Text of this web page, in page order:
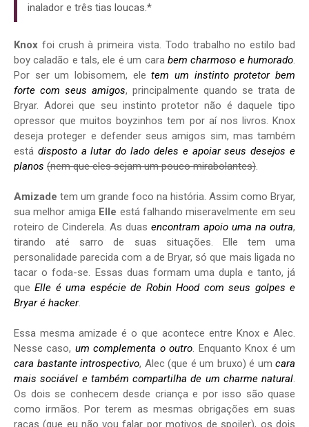
inalador e três tias loucas.*
Knox foi crush à primeira vista. Todo trabalho no estilo bad
boy caladão e tals, ele é um carabem charmoso e humorado.
Por ser um lobisomem, eletem um instinto protetor bem
forte com seus amigos, principalmente quando se trata de
Bryar. Adorei que seu instinto protetor não é daquele tipo
opressor que muitos boyzinhos tem por aí nos livros. Knox
deseja proteger e defender seus amigos sim, mas também
está disposto a lutar do lado deles e apoiar seus desejos e
planos (nem que eles sejam um pouco mirabolantes).
Amizade tem um grande foco na história. Assim como Bryar,
sua melhor amiga Elle está falhando miseravelmente em seu
roteiro de Cinderela. As duas encontram apoio uma na outra,
tirando até sarro de suas situações. Elle tem uma
personalidade parecida com a de Bryar, só que mais ligada no
tacar o foda-se. Essas duas formam uma dupla e tanto, já
que Elle é uma espécie de Robin Hood com seus golpes e
Bryar é hacker.
Essa mesma amizade é o que acontece entre Knox e Alec.
Nesse caso, um complementa o outro. Enquanto Knox é um
cara bastante introspectivo, Alec (que é um bruxo) é um cara
mais sociável e também compartilha de um charme natural.
Os dois se conhecem desde criança e por isso são quase
como irmãos. Por terem as mesmas obrigações em suas
raças (que eu não vou falar por motivos de spoiler), os dois